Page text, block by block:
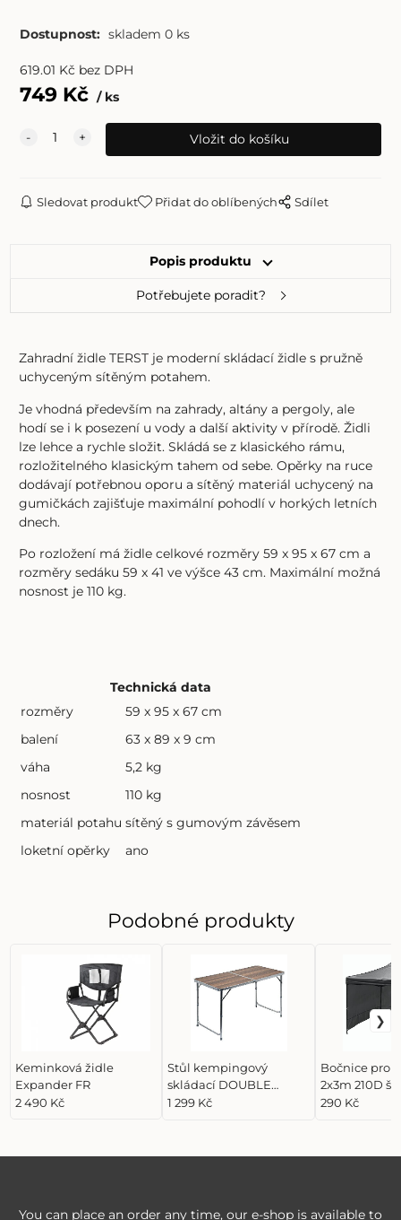
Dostupnost: skladem 0 ks
619.01 Kč bez DPH
749Kč ks
Sledovat produkt Přidat do oblíbených Sdílet
Popis produktu
Potřebujete poradit?
Zahradní židle TERST je moderní skládací židle s pružně
uchyceným sítěným potahem.
Je vhodná především na zahrady, altány a pergoly, ale
hodí se i k posezení u vody a další aktivity v přírodě. Židli
lze lehce a rychle složit. Skládá se z klasického rámu,
rozložitelného klasickým tahem od sebe. Opěrky na ruce
dodávají potřebnou oporu a sítěný materiál uchycený na
gumičkách zajišťuje maximální pohodlí v horkých letních
dnech.
Po rozložení má židle celkové rozměry 59 x 95 x 67 cm a
rozměry sedáku 59 x 41 ve výšce 43 cm. Maximální možná
nosnost je 110 kg.
Technická data
rozměry
59 x 95 x 67 cm
balení
63 x 89 x 9 cm
váha
5,2 kg
nosnost
110 kg
materiál potahu sítěný s gumovým závěsem
loketní opěrky
ano
Podobné produkty
Keminková židle
Expander FR
2 490 Kč
Stůl kempingový
skládací DOUBLE
teleskop. hnědý
1 299 Kč
Bočnice pro
2x3m 210D
290 Kč
You can place an order any time, our e-shop is available to